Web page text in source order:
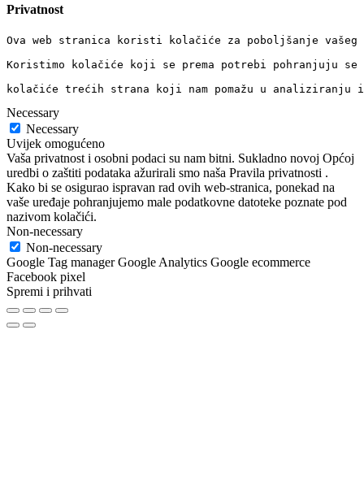
Privatnost
Ova web stranica koristi kolačiće za poboljšanje
Koristimo kolačiće koji se prema potrebi pohranjuju
kolačiće trećih strana koji nam pomažu u
Necessary
Necessary
Uvijek omogućeno
Vaša privatnost i osobni podaci su nam bitni. Sukladno novoj Općoj
uredbi o zaštiti podataka ažurirali smo naša Pravila privatnosti .
Kako bi se osigurao ispravan rad ovih web-stranica, ponekad na
vaše uređaje pohranjujemo male podatkovne datoteke poznate pod
nazivom kolačići.
Non-necessary
Non-necessary
Google Tag manager Google Analytics Google ecommerce
Facebook pixel
Spremi i prihvati